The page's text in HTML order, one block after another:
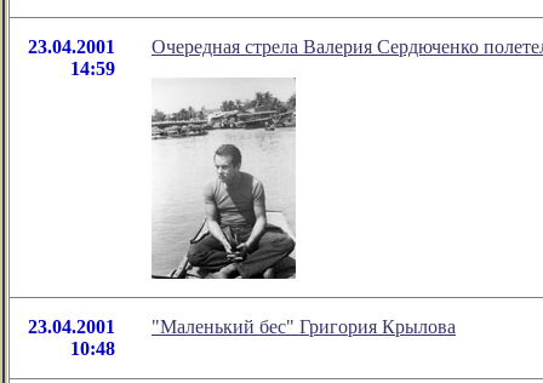
23.04.2001
14:59
Очередная стрела Валерия Сердюченко
23.04.2001
10:48
"Маленький бес" Григория Крылова